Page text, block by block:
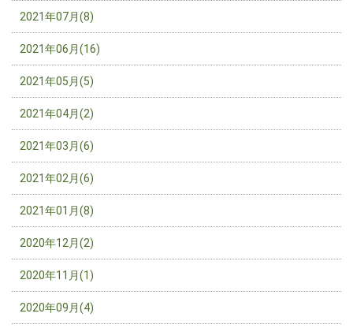
2021年07月(8)
2021年06月(16)
2021年05月(5)
2021年04月(2)
2021年03月(6)
2021年02月(6)
2021年01月(8)
2020年12月(2)
2020年11月(1)
2020年09月(4)